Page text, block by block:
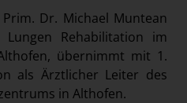
Prim. Dr. Michael Muntean
Rehabilitation im
übernimmt mit 1.
als Ärztlicher Leiter des
in Althofen.